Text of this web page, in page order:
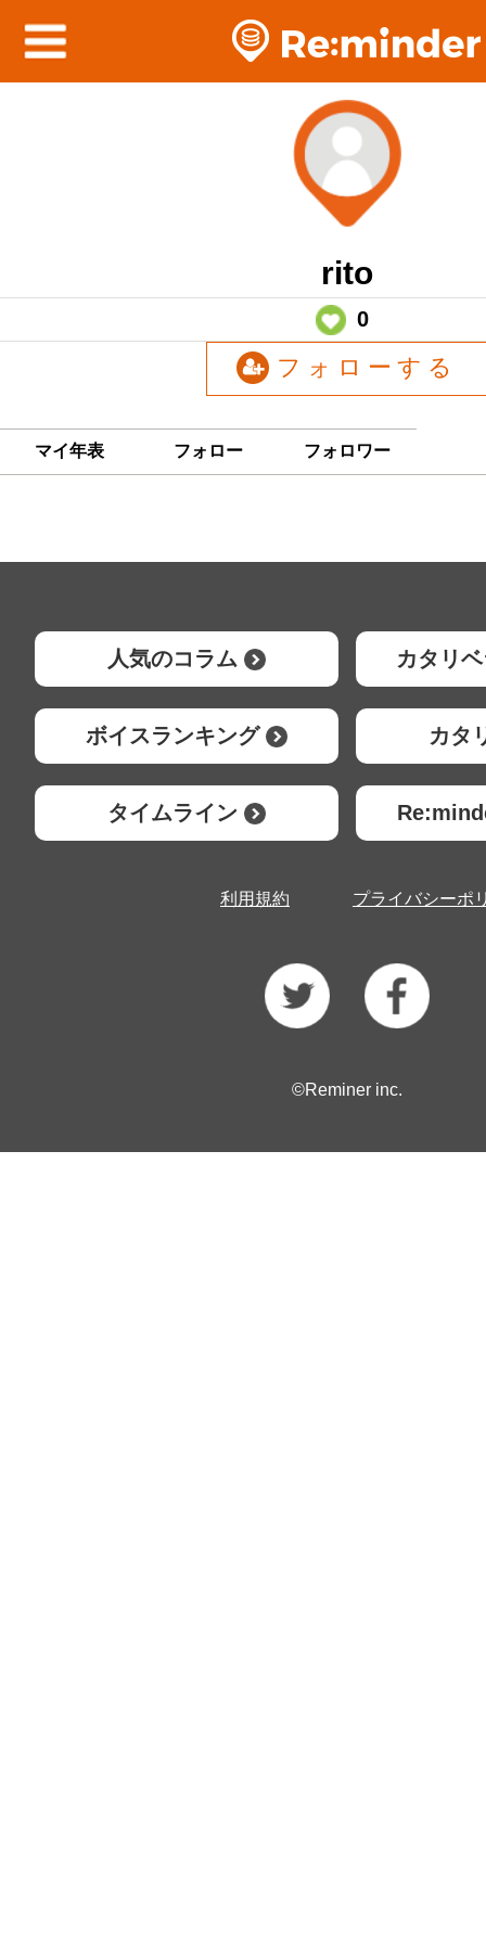
rito
0
フォローする
マイ年表 フォロー フォロワー
人気のコラム カタリ
ボイスランキング カタ
タイムライン
利用規約 プライバシーポ
©Reminer inc.